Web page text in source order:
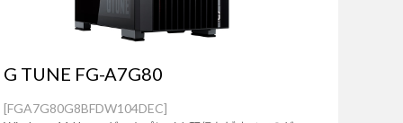
G TUNE FG-A7G80
[FGA7G80G8BFDW104DEC]